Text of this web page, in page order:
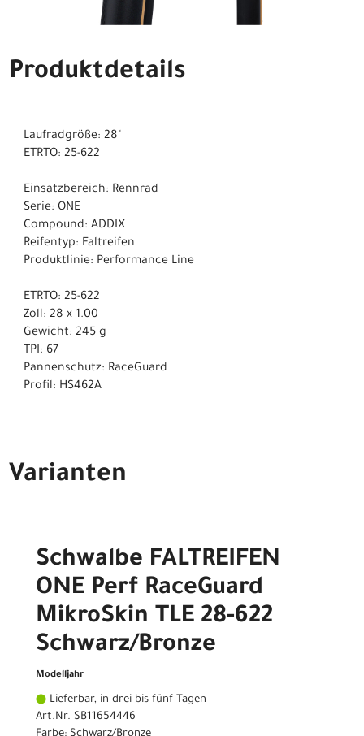
Produktdetails
Laufradgröße: 28"
ETRTO: 25-622
Einsatzbereich: Rennrad
Serie: ONE
Compound: ADDIX
Reifentyp: Faltreifen
Produktlinie: Performance Line
ETRTO: 25-622
Zoll: 28 x 1.00
Gewicht: 245 g
TPI: 67
Pannenschutz: RaceGuard
Profil: HS462A
Varianten
Schwalbe FALTREIFEN
ONE Perf RaceGuard
MikroSkin TLE 28-622
Schwarz/Bronze
Modelljahr
Lieferbar, in drei bis fünf Tagen
Art.Nr. SB11654446